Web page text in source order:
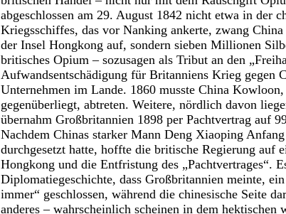
abgeschlossen am 29. August 1842 nicht etwa in der
Kriegsschiffes, das vor Nanking ankerte, zwang
der Insel Hongkong auf, sondern sieben Millionen
britisches Opium – sozusagen als Tribut an den
Aufwandsentschädigung für Britanniens Krieg gegen
Unternehmen im Lande. 1860 musste China
gegenüberliegt, abtreten. Weitere, nördlich davon
übernahm Großbritannien 1898 per Pachtvertrag auf
Nachdem Chinas starker Mann Deng Xiaoping
durchgesetzt hatte, hoffte die britische Regierung auf
Hongkong und die Entfristung des „Pachtvertrages“.
Diplomatiegeschichte, dass Großbritannien meinte,
immer“ geschlossen, während die chinesische Seite
anderes – wahrscheinlich scheinen in dem